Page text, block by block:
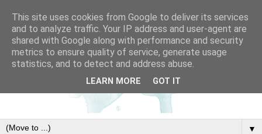
▼
This site uses cookies from Google to deliver its services
and to analyze traffic. Your IP address and user-agent are
shared with Google along with performance and security
metrics to ensure quality of service, generate usage
statistics, and to detect and address abuse.
LEARN MORE GOT IT